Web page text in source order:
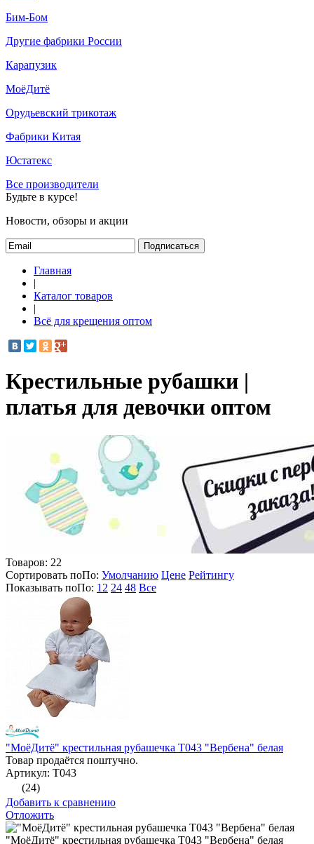
Бим-Бом
Другие фабрики России
Карапузик
МоёДитё
Орудьевский трикотаж
Фабрики Китая
Юстатекс
Все производители
Будьте в курсе!
Новости, обзоры и акции
Подписаться
Главная
|
Каталог товаров
|
Всё для крещения оптом
Крестильные рубашки |
платья для девочки оптом
Товаров: 22
Сортировать поПо: Умолчанию Цене Рейтингу
Показывать поПо: 12 24 48 Все
"МоёДитё" крестильная рубашечка Т043 "Вербена" белая
Товар продаётся поштучно.
Артикул: Т043
(24)
Добавить к сравнению
Отложить
"МоёДитё" крестильная рубашечка Т043 "Вербена" белая